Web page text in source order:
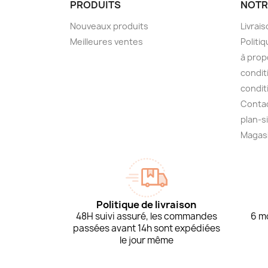
PRODUITS
Nouveaux produits
Meilleures ventes
à
plan-
Politique de livraison
48H suivi assuré, les commandes
passées avant 14h sont expédiées
le jour même
6